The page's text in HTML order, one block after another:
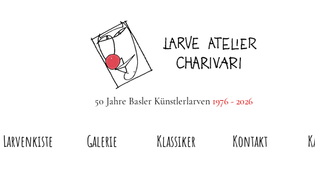
50 Jahre Basler Künstlerlarven 1976 - 2026
Larvenkiste Galerie Klassiker Kontakt